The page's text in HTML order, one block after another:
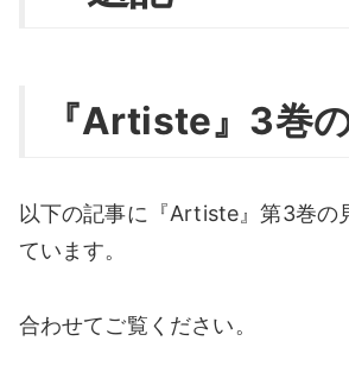
『Artiste』3巻
以下の記事に『Artiste』第3巻の
ています。
合わせてご覧ください。